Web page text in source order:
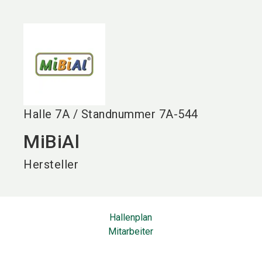
Halle 7A / Standnummer 7A-544
MiBiAl
Hersteller
Hallenplan
Mitarbeiter